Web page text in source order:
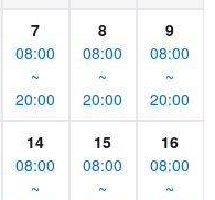
7
08:00
~
20:00
8
08:00
~
20:00
9
08:00
~
20:00
14
08:00
~
15
08:00
~
16
08:00
~